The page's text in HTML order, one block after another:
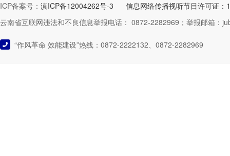
ICP备案号： 滇ICP备12004262号-3
信息网络传播视听节目许可证：
云南省互联网违法和不良信息举报电话： 0872-2282969；举报邮箱：
“作风革命 效能建设”热线：0872-2222132、0872-2282969